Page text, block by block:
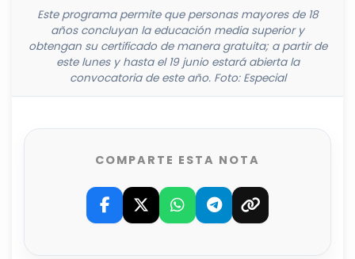
Este programa permite que personas mayores de 18
años concluyan la educación media superior y
obtengan su certificado de manera gratuita; a partir de
este lunes y hasta el 19 junio estará abierta la
convocatoria de este año. Foto: Especial
COMPARTE ESTA NOTA